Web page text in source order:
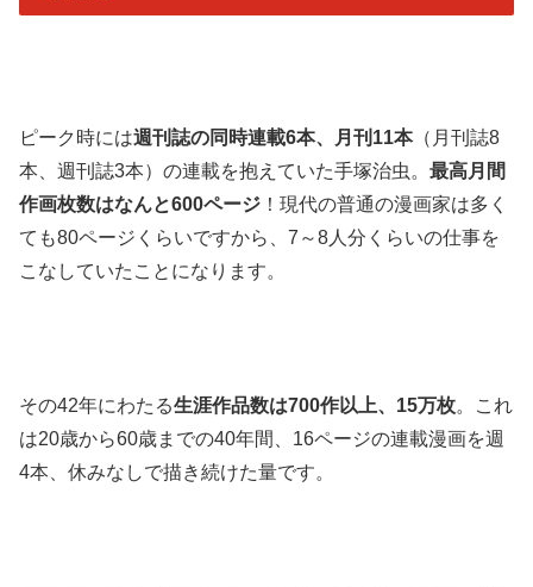
ピーク時には週刊誌の同時連載6本、月刊11本（月刊誌8
本、週刊誌3本）の連載を抱えていた手塚治虫。 最高月間
作画枚数はなんと600ページ ！現代の普通の漫画家は多く
ても80ページくらいですから、7～8人分くらいの仕事を
こなしていたことになります。
その42年にわたる生涯作品数は700作以上、15万枚。これ
は20歳から60歳までの40年間、16ページの連載漫画を週
4本、休みなしで描き続けた量です。